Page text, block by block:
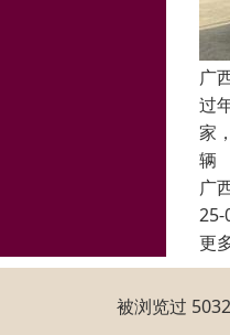
广
过
家
辆
广
25-
更
被浏览过